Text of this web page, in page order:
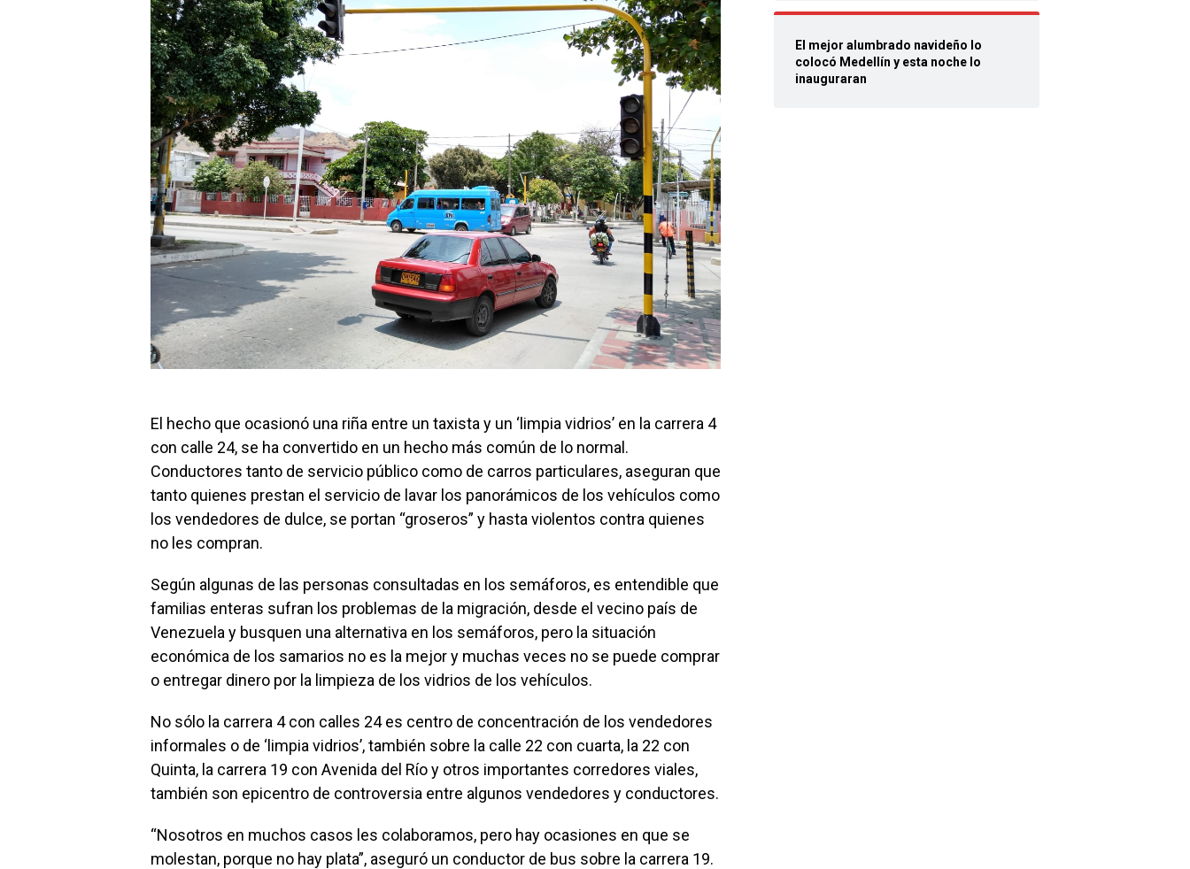
El hecho que ocasionó una riña entre un taxista y un ‘limpia vidrios’ en la carrera 4
con calle 24, se ha convertido en un hecho más común de lo normal.
Conductores tanto de servicio público como de carros particulares, aseguran que
tanto quienes prestan el servicio de lavar los panorámicos de los vehículos como
los vendedores de dulce, se portan “groseros” y hasta violentos contra quienes
no les compran.
Según algunas de las personas consultadas en los semáforos, es entendible que
familias enteras sufran los problemas de la migración, desde el vecino país de
Venezuela y busquen una alternativa en los semáforos, pero la situación
económica de los samarios no es la mejor y muchas veces no se puede comprar
o entregar dinero por la limpieza de los vidrios de los vehículos.
No sólo la carrera 4 con calles 24 es centro de concentración de los vendedores
informales o de ‘limpia vidrios’, también sobre la calle 22 con cuarta, la 22 con
Quinta, la carrera 19 con Avenida del Río y otros importantes corredores viales,
también son epicentro de controversia entre algunos vendedores y conductores.
“Nosotros en muchos casos les colaboramos, pero hay ocasiones en que se
molestan, porque no hay plata”, aseguró un conductor de bus sobre la carrera 19.
El mejor alumbrado navideño lo
colocó Medellín y esta noche lo
inauguraran